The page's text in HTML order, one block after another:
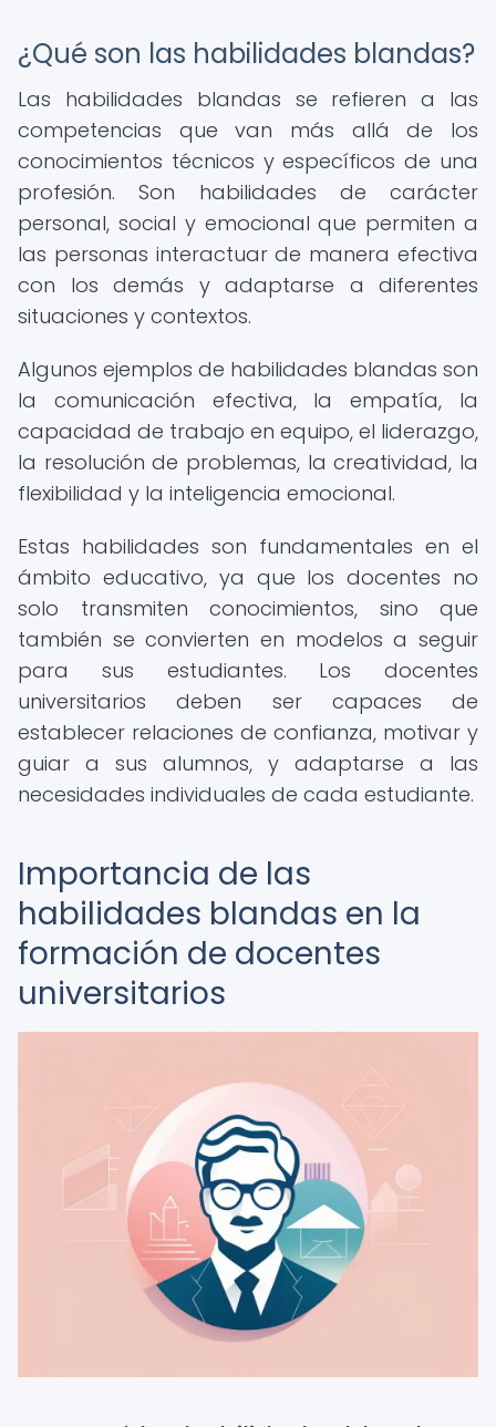
¿Qué son las habilidades blandas?
Las habilidades blandas se refieren a las
competencias que van más allá de los
conocimientos técnicos y específicos de una
profesión. Son habilidades de carácter
personal, social y emocional que permiten a
las personas interactuar de manera efectiva
con los demás y adaptarse a diferentes
situaciones y contextos.
Algunos ejemplos de habilidades blandas son
la comunicación efectiva, la empatía, la
capacidad de trabajo en equipo, el liderazgo,
la resolución de problemas, la creatividad, la
flexibilidad y la inteligencia emocional.
Estas habilidades son fundamentales en el
ámbito educativo, ya que los docentes no
solo transmiten conocimientos, sino que
también se convierten en modelos a seguir
para sus estudiantes. Los docentes
universitarios deben ser capaces de
establecer relaciones de confianza, motivar y
guiar a sus alumnos, y adaptarse a las
necesidades individuales de cada estudiante.
Importancia de las
habilidades blandas en la
formación de docentes
universitarios